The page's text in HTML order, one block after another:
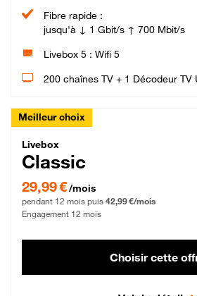
Fibre rapide :
jusqu'à ↓ 1 Gbit/s ↑ 700 Mbit/s
Livebox 5 : Wifi 5
200 chaînes TV + 1 Décodeur TV
Meilleur choix
Livebox Classic Fibre
Livebox
Classic
29,99 € par mois pendant 12 mois puis 42,99
29,99 €/mois
pendant 12 mois puis 42,99 €/mois
Engagement 12 mois
Choisir cette